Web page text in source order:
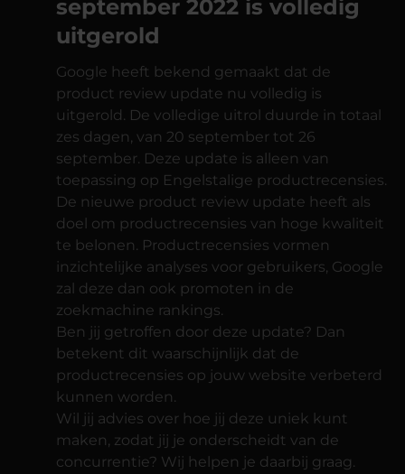
september 2022 is volledig
uitgerold
Google heeft bekend gemaakt dat de
product review update nu volledig is
uitgerold. De volledige uitrol duurde in totaal
zes dagen, van 20 september tot 26
september. Deze update is alleen van
toepassing op Engelstalige productrecensies.
De nieuwe product review update heeft als
doel om productrecensies van hoge kwaliteit
te belonen. Productrecensies vormen
inzichtelijke analyses voor gebruikers, Google
zal deze dan ook promoten in de
zoekmachine rankings.
Ben jij getroffen door deze update? Dan
betekent dit waarschijnlijk dat de
productrecensies op jouw website verbeterd
kunnen worden.
Wil jij advies over hoe jij deze uniek kunt
maken, zodat jij je onderscheidt van de
concurrentie? Wij helpen je daarbij graag.